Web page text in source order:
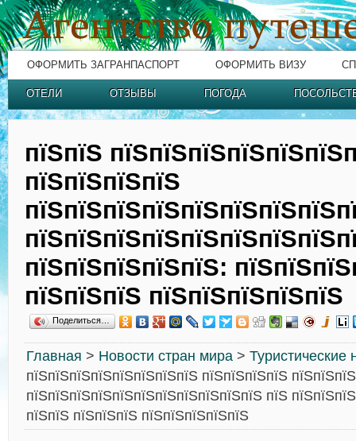
ОФОРМИТЬ ЗАГРАНПАСПОРТ ОФОРМИТЬ ВИЗУ
ОТЕЛИ ОТЗЫВЫ ПОГОДА
пїЅпїЅ
пїЅпїЅпїЅпїЅ
пїЅпїЅпїЅпїЅпїЅ:
пїЅпїЅпїЅ пїЅпїЅпїЅпїЅпїЅ
Поделиться…
Главная > Новости стран мира > Туристические
пїЅпїЅпїЅпїЅпїЅпїЅпїЅпїЅ пїЅпїЅпїЅпїЅ
пїЅпїЅпїЅпїЅпїЅпїЅпїЅпїЅпїЅпїЅпїЅ пїЅ
пїЅпїЅ пїЅпїЅпїЅ пїЅпїЅпїЅпїЅпїЅ